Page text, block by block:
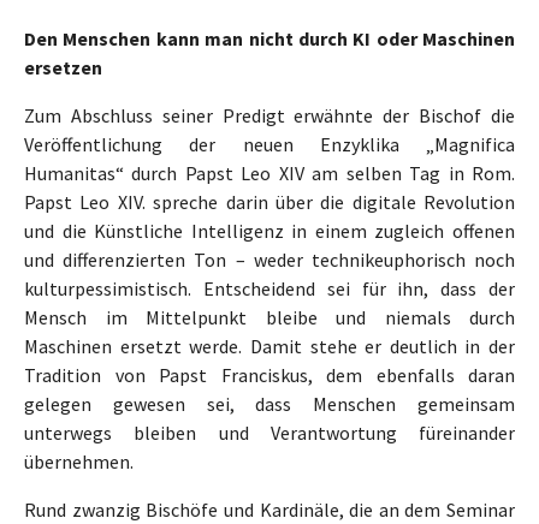
Den Menschen kann man nicht durch KI oder Maschinen
ersetzen
Zum Abschluss seiner Predigt erwähnte der Bischof die
Veröffentlichung der neuen Enzyklika „Magnifica
Humanitas“ durch Papst Leo XIV am selben Tag in Rom.
Papst Leo XIV. spreche darin über die digitale Revolution
und die Künstliche Intelligenz in einem zugleich offenen
und differenzierten Ton – weder technikeuphorisch noch
kulturpessimistisch. Entscheidend sei für ihn, dass der
Mensch im Mittelpunkt bleibe und niemals durch
Maschinen ersetzt werde. Damit stehe er deutlich in der
Tradition von Papst Franciskus, dem ebenfalls daran
gelegen gewesen sei, dass Menschen gemeinsam
unterwegs bleiben und Verantwortung füreinander
übernehmen.
Rund zwanzig Bischöfe und Kardinäle, die an dem Seminar